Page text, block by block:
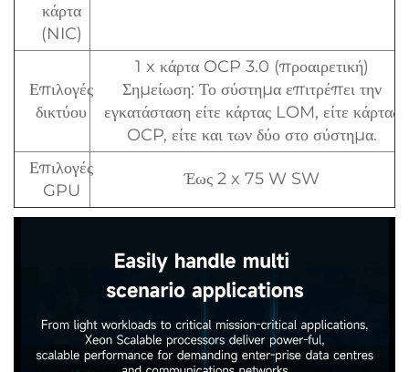
κάρτα
(NIC)
Επιλογές
δικτύου
1 x κάρτα OCP 3.0 (προαιρετική)
Σημείωση: Το σύστημα επιτρέπει την
εγκατάσταση είτε κάρτας LOM, είτε κάρτας
OCP, είτε και των δύο στο σύστημα.
Επιλογές
GPU
Έως 2 x 75 W SW